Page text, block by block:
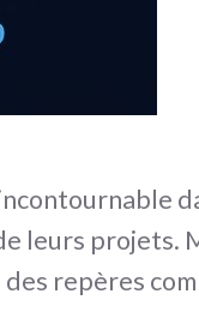
leurs projets.
repères